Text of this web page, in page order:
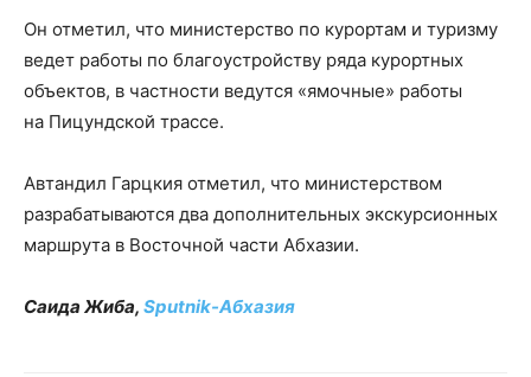
Он отметил, что министерство по курортам и туризму
ведет работы по благоустройству ряда курортных
объектов, в частности ведутся «ямочные» работы
на Пицундской трассе.
Автандил Гарцкия отметил, что министерством
разрабатываются два дополнительных экскурсионных
маршрута в Восточной части Абхазии.
Саида Жиба, Sputnik-Абхазия